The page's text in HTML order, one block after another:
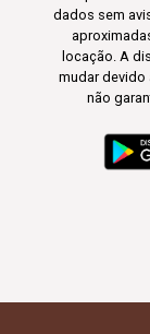
dados sem
locação. A
mudar devido
não